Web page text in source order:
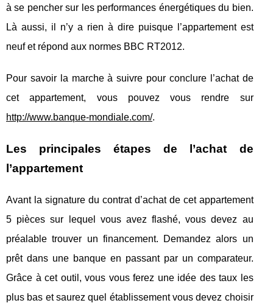
à se pencher sur les performances énergétiques du bien.
Là aussi, il n’y a rien à dire puisque l’appartement est
neuf et répond aux normes BBC RT2012.
Pour savoir la marche à suivre pour conclure l’achat de
cet appartement, vous pouvez vous rendre sur
http://www.banque-mondiale.com/.
Les principales étapes de l’achat de
l’appartement
Avant la signature du contrat d’achat de cet appartement
5 pièces sur lequel vous avez flashé, vous devez au
préalable trouver un financement. Demandez alors un
prêt dans une banque en passant par un comparateur.
Grâce à cet outil, vous vous ferez une idée des taux les
plus bas et saurez quel établissement vous devez choisir